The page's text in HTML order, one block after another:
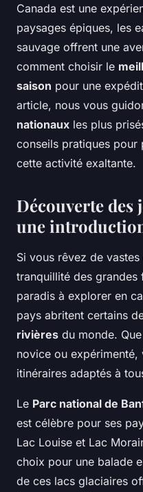
Canada est une
paysages épiques, les
sauvage offrent une
comment choisir le
saison pour une
article, nous vous
nationaux les plus
conseils pratiques
cette activité exaltante.
Découverte des
une
Si vous rêvez de
tranquillité des grandes
paradis à explorer en
pays abritent certains
rivières du monde.
novice ou
itinéraires adaptés à
Le Parc national de
est célèbre pour ses
Lac Louise et Lac
choix pour une balade
de ces lacs glaciaires